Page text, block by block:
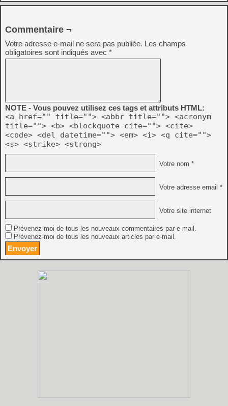
Commentaire ¬
Votre adresse e-mail ne sera pas publiée. Les champs
obligatoires sont indiqués avec *
NOTE - Vous pouvez utilisez ces tags et attributs HTML:
<a href="" title=""> <abbr title=""> <acronym
title=""> <b> <blockquote cite=""> <cite>
<code> <del datetime=""> <em> <i> <q cite="">
<s> <strike> <strong>
Votre nom *
Votre adresse email *
Votre site internet
Prévenez-moi de tous les nouveaux commentaires par e-mail.
Prévenez-moi de tous les nouveaux articles par e-mail.